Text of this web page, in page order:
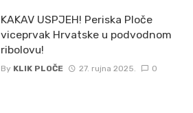
KAKAV USPJEH! Periska Ploče
viceprvak Hrvatske u podvodnom
ribolovu!
By KLIK PLOČE 27. rujna 2025. 0